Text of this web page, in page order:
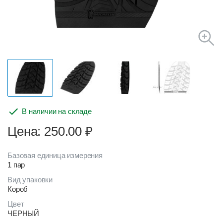
В наличии на складе
Цена: 250.00 ₽
Базовая единица измерения
1 пар
Вид упаковки
Короб
Цвет
ЧЕРНЫЙ